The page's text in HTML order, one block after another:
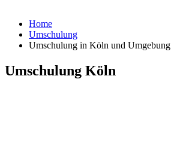
Home
Umschulung
Umschulung in Köln und Umgebung
Umschulung Köln